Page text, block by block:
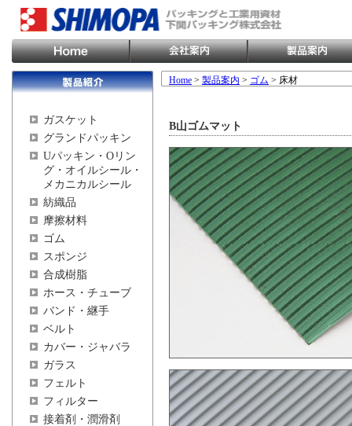
ガスケット
グランドパッキン
Uパッキン・Oリン
グ・オイルシール・
メカニカルシール
紡織品
摩擦材料
ゴム
スポンジ
合成樹脂
ホース・チューブ
バンド・継手
ベルト
カバー・ジャバラ
ガラス
フェルト
フィルター
接着剤・潤滑剤
Home > 製品案内 > ゴム > 床材
B山ゴムマット